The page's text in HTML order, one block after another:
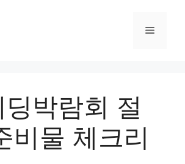
Menu
박람회 절
비물 체크리